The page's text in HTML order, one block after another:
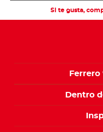
Si te gusta,
Dentro